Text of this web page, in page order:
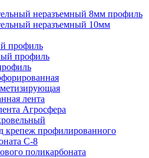
неразъемный 8мм профиль
неразъемный 10мм
профиль
профиль
лента
Агросфера
крепеж профилированного
С-8
поликарбоната